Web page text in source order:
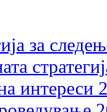
за
интереси